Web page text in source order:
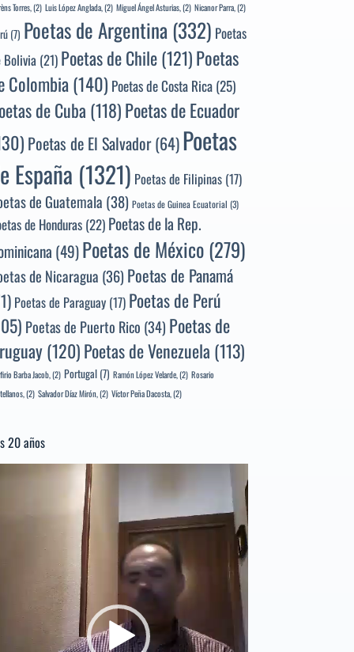
Torres,(2) Luis López Anglada,(2) Miguel Ángel Asturias,(2) Nicanor Parra,(2)
(7) Poetas de Argentina(332) Poetas
Bolivia(21) Poetas de Chile(121)Poetas
Colombia(140) Poetas de Costa Rica(25)
de Cuba (118)Poetas de Ecuador
Poetas de El Salvador(64)Poetas
España (1321) Poetas de Filipinas (17)
de Guatemala (38) Poetas de Guinea Ecuatorial (3)
de Honduras(22) Poetas de la Rep.
(49)Poetas de México(279)
de Nicaragua (36) Poetas de Panamá
Poetas de Paraguay (17) Poetas de Perú
Poetas de Puerto Rico (34) Poetas de
(120)Poetas de Venezuela (113)
Barba Jacob,(2) Portugal (7) Ramón López Velarde,(2) Rosario
(2) Salvador Díaz Mirón,(2) Víctor Peña Dacosta,(2)
20 años